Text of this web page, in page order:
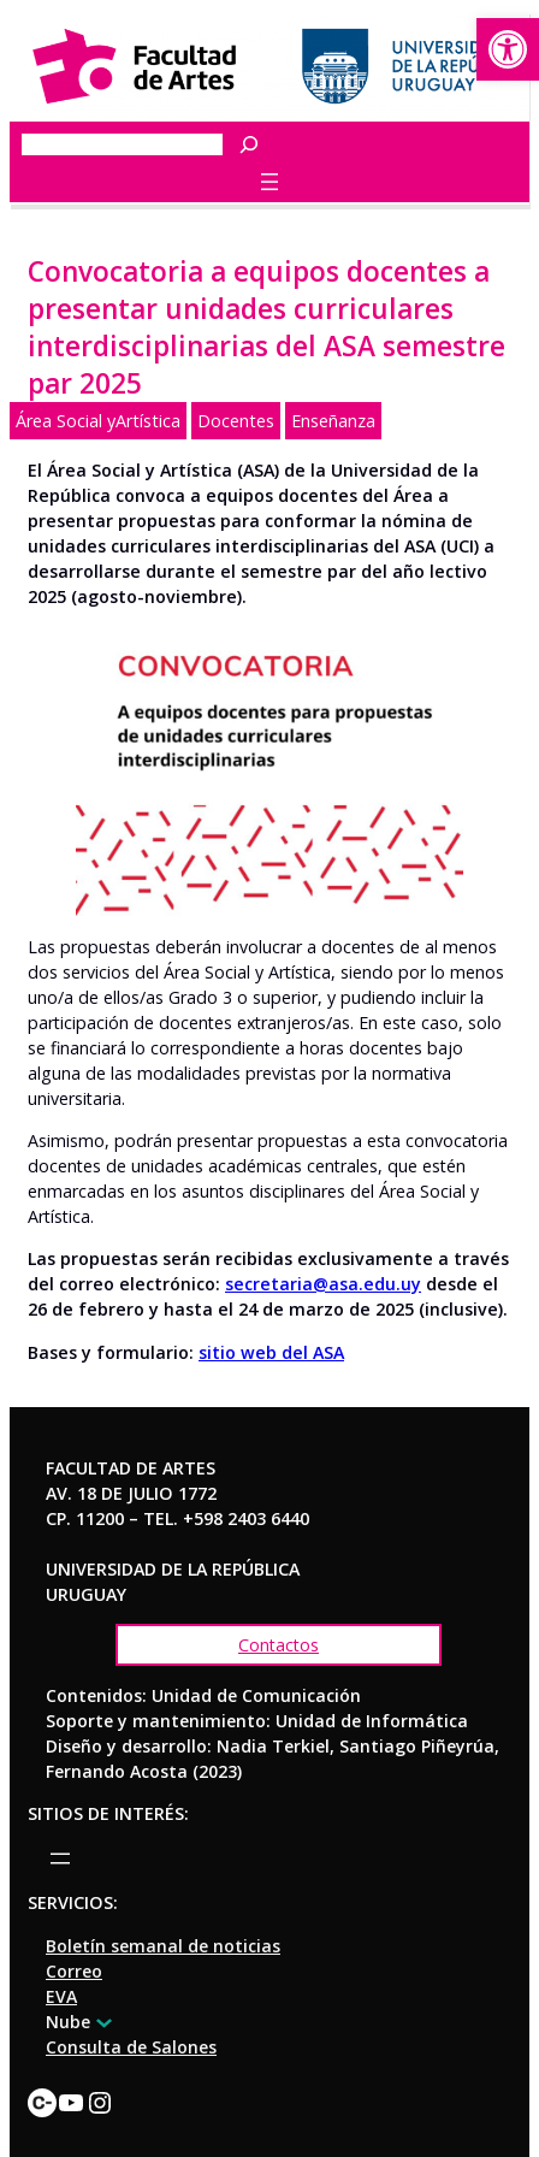
contenido
Buscar
Convocatoria a equipos docentes a
presentar unidades curriculares
interdisciplinarias del ASA semestre
par 2025
Área Social yArtística Docentes Enseñanza
El Área Social y Artística (ASA) de la Universidad de la
República convoca a equipos docentes del Área a
presentar propuestas para conformar la nómina de
unidades curriculares interdisciplinarias del ASA (UCI) a
desarrollarse durante el semestre par del año lectivo
2025 (agosto-noviembre).
Las propuestas deberán involucrar a docentes de al menos
dos servicios del Área Social y Artística, siendo por lo menos
uno/a de ellos/as Grado 3 o superior, y pudiendo incluir la
participación de docentes extranjeros/as. En este caso, solo
se financiará lo correspondiente a horas docentes bajo
alguna de las modalidades previstas por la normativa
universitaria.
Asimismo, podrán presentar propuestas a esta convocatoria
docentes de unidades académicas centrales, que estén
enmarcadas en los asuntos disciplinares del Área Social y
Artística.
Las propuestas serán recibidas exclusivamente a través
del correo electrónico: secretaria@asa.edu.uy desde el
26 de febrero y hasta el 24 de marzo de 2025 (inclusive).
Bases y formulario: sitio web del ASA
FACULTAD DE ARTES
AV. 18 DE JULIO 1772
CP. 11200 – TEL. +598 2403 6440
UNIVERSIDAD DE LA REPÚBLICA
URUGUAY
Contactos
Contenidos: Unidad de Comunicación
Soporte y mantenimiento: Unidad de Informática
Diseño y desarrollo: Nadia Terkiel, Santiago Piñeyrúa,
Fernando Acosta (2023)
SITIOS DE INTERÉS:
SERVICIOS:
Boletín semanal de noticias
Correo
EVA
Nube
Consulta de Salones
Enlace
YouTube
Instagram